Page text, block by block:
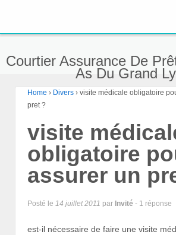
Courtier Assurance De
As Du Grand
Home › Divers › visite médicale obligatoire
pret ?
visite
obligatoire
assurer un
Posté le 14 juillet 2011 par Invité - 1 réponse
est-il nécessaire de faire une visite